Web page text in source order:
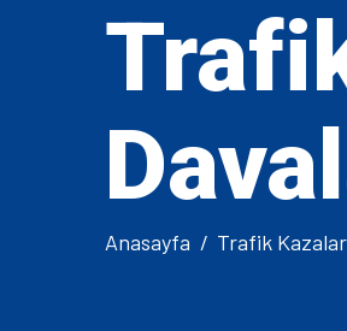
Anasayfa Trafik